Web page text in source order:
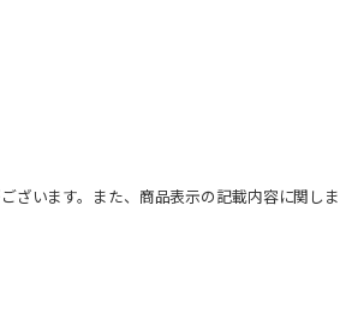
います。また、商品表示の記載内容に関し